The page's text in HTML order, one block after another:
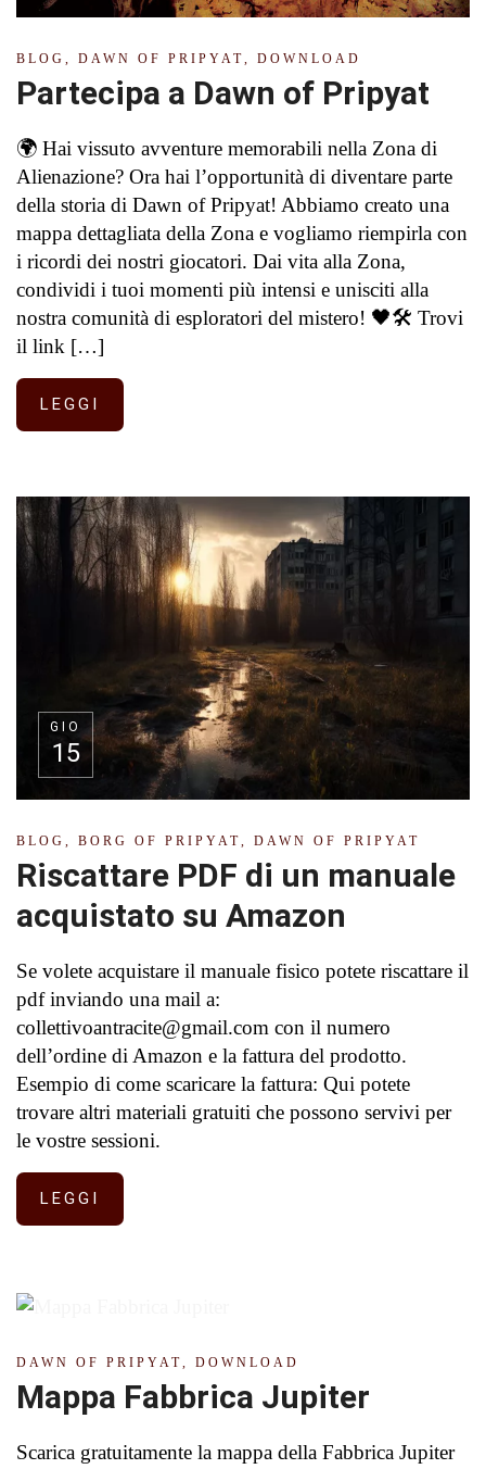
BLOG , DAWN OF PRIPYAT, DOWNLOAD
Partecipa a Dawn of Pripyat
🌍 Hai vissuto avventure memorabili nella Zona di
Alienazione? Ora hai l’opportunità di diventare parte
della storia di Dawn of Pripyat! Abbiamo creato una
mappa dettagliata della Zona e vogliamo riempirla con
i ricordi dei nostri giocatori. Dai vita alla Zona,
condividi i tuoi momenti più intensi e unisciti alla
nostra comunità di esploratori del mistero! 🖤🛠️ Trovi
il link […]
LEGGI
GIO
15
BLOG , BORG OF PRIPYAT, DAWN OF PRIPYAT
Riscattare PDF di un manuale
acquistato su Amazon
Se volete acquistare il manuale fisico potete riscattare il
pdf inviando una mail a:
collettivoantracite@gmail.com con il numero
dell’ordine di Amazon e la fattura del prodotto.
Esempio di come scaricare la fattura: Qui potete
trovare altri materiali gratuiti che possono servivi per
le vostre sessioni.
LEGGI
DAWN OF PRIPYAT DOWNLOAD
Mappa Fabbrica Jupiter
Scarica gratuitamente la mappa della Fabbrica Jupiter